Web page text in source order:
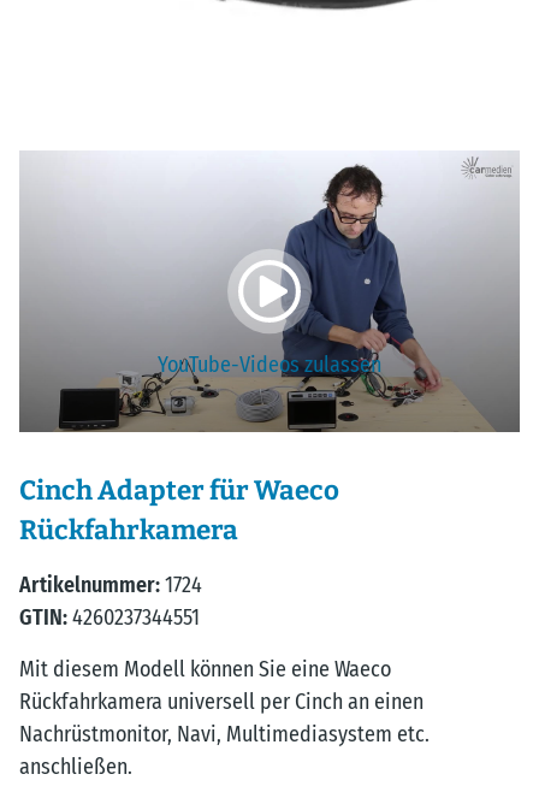
YouTube-Videos zulassen
Cinch Adapter für Waeco
Rückfahrkamera
Artikelnummer:1724
GTIN:4260237344551
Mit diesem Modell können Sie eine Waeco
Rückfahrkamera universell per Cinch an einen
Nachrüstmonitor, Navi, Multimediasystem etc.
anschließen.